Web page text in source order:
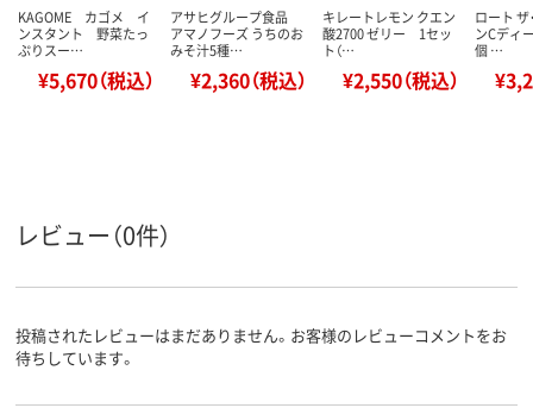
KAGOME カゴメ イ
ンスタント 野菜たっ
ぷりスー…
¥5,670（税込）
アサヒグループ食品
アマノフーズ うちのお
みそ汁5種…
¥2,360（税込）
キレートレモン クエン
酸2700 ゼリー 1セッ
ト（…
¥2,550（税込）
ロート ザ
ンCディ
個 …
レビュー（0件）
投稿されたレビューはまだありません。お客様のレビューコメントをお
待ちしています。